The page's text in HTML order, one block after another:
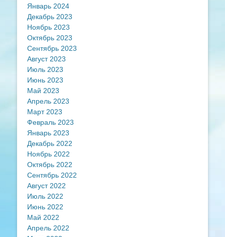
Январь 2024
Декабрь 2023
Ноябрь 2023
Октябрь 2023
Сентябрь 2023
Август 2023
Июль 2023
Июнь 2023
Май 2023
Апрель 2023
Март 2023
Февраль 2023
Январь 2023
Декабрь 2022
Ноябрь 2022
Октябрь 2022
Сентябрь 2022
Август 2022
Июль 2022
Июнь 2022
Май 2022
Апрель 2022